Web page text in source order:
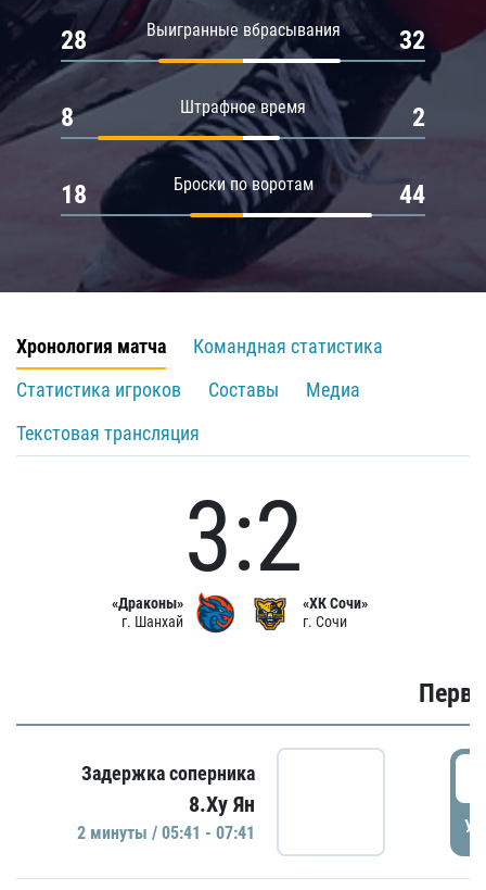
Выигранные вбрасывания
28 32
Штрафное время
8 2
Броски по воротам
18 44
Хронология матча
Командная статистика
Статистика игроков
Составы
Медиа
Текстовая трансляция
«Драконы»
г. Шанхай
3:2
«ХК Сочи»
г. Сочи
Задержка соперника
8.Ху Ян
2 минуты / 05:41 - 07:41